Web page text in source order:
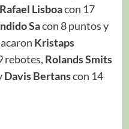
Rafael Lisboacon 17
Sacon 8 puntos y
Kristaps
rebotes, Rolands Smits
Davis Bertanscon 14